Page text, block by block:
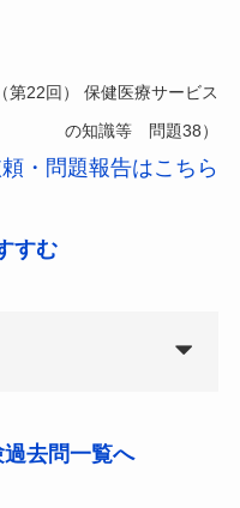
第22回） 保健医療サービス
の知識等 問題38）
・問題報告はこちら
すむ
去問一覧へ